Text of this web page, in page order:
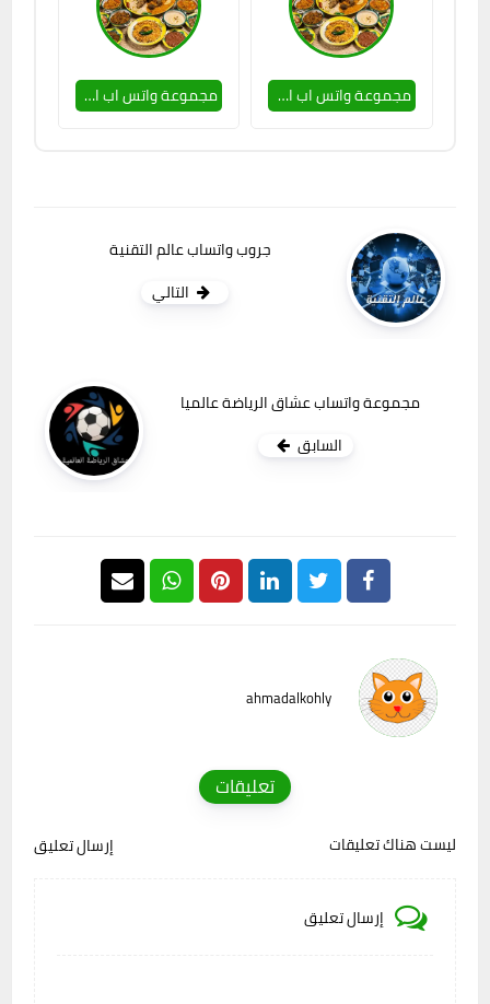
مجموعة واتس اب اكلات شعبية مجموعة واتس اب اكلات شعبية
جروب واتساب عالم التقنية
التالي
مجموعة واتساب عشاق الرياضة عالميا
السابق
ahmadalkohly
تعليقات
ليست هناك تعليقات إرسال تعليق
إرسال تعليق